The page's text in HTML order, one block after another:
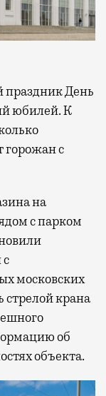
юбилей. К
горожан с
на
с парком
московских
стрелой крана
об
объекта.